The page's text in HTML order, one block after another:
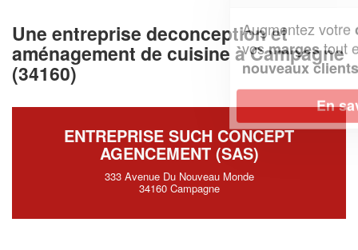
Une entreprise deconception et
aménagement de cuisine à Campagne
(34160)
ENTREPRISE SUCH CONCEPT
AGENCEMENT (SAS)
333 Avenue Du Nouveau Monde
34160 Campagne
Augmentez votrechiffre d'affaireset
vosmargestout en gagnant de
nouveaux clients!
En savoir plus